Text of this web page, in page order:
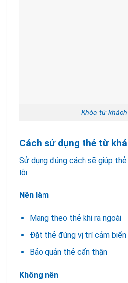
Khóa từ khách
Cách sử dụng thẻ từ
Sử dụng đúng cách sẽ giúp thẻ
lỗi.
Nên làm
Mang theo thẻ khi ra ngoài
Đặt thẻ đúng vị trí cảm biến
Bảo quản thẻ cẩn thận
Không nên